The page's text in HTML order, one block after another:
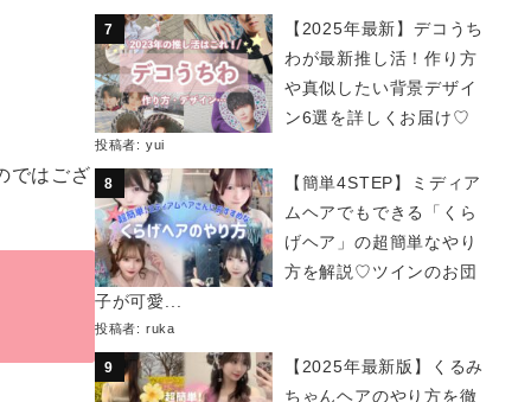
ではござ
【2025年最新】デコうち
わが最新推し活！作り方
や真似したい背景デザイ
ン6選を詳しくお届け♡
投稿者: yui
【簡単4STEP】ミディア
ムヘアでもできる「くら
げヘア」の超簡単なやり
方を解説♡ツインのお団
子が可愛...
投稿者: ruka
【2025年最新版】くるみ
ちゃんヘアのやり方を徹